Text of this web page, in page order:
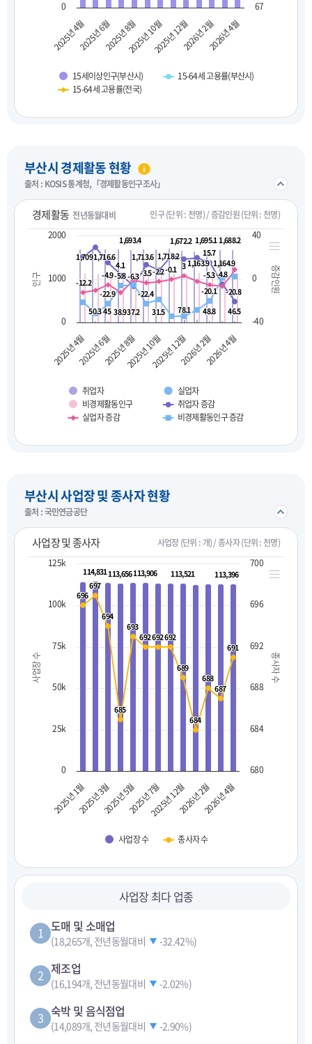
15세이상인구(부산시)
15-64세 고용률(부산시)
15-64세 고용률(전국)
2025년 4월2025년 6월2025년 8월2025년 10월2025년 12월2026년 2월2026년 4월
0 67
부산시 경제활동 현황
출처 : KOSIS 통계청,「경제활동인구조사」 접기/
경제활동 전년동월대비 인구 (단위 : 천명) / 증감인원 (단위 : 천명)
인구 증감인원
1,709
1,7091,716.6
1,716.6
1,693.4
1,693.4
1,713.6
1,713.6 1,718.2
1,718.2
1,672.2
1,672.2 1,695.1
1,695.1 1,688.2
1,688.2
50.3
50.345
45 38.9
38.937.2
37.2 31.5
31.5 78.1
78.1 48.8
48.8 46.5
46.5
1,163.9
1,163.9 1,164.9
1,164.9
4.1
4.1
-6.3
-6.3
15.7
15.7
-4.8
-4.8
-20.8
-20.8
-12.2
-12.2
-4.9
-4.9 -3.5
-3.5-2.2
-2.2-0.1
-0.1 3
3
-5.3
-5.3
-22.9
-22.9
-5.8
-5.8
-22.4
-22.4 -20.1
-20.1
취업자
실업자
비경제활동인구
취업자 증감
실업자 증감
비경제활동인구 증감
2025년 4월2025년 6월2025년 8월2025년 10월2025년 12월2026년 2월2026년 4월
0
1000
2000
-40
0
40
부산시 사업장 및 종사자 현황
출처 : 국민연금공단 접기/
사업장 및 종사자 사업장 (단위 : 개) / 종사자 (단위 : 천명)
사업장 수 종사자 수
113,396
113,396
113,521
113,521
113,906
113,906
113,656
113,656
114,831
114,831
691
691
687
687
688
688
684
684
689
689
692
692
692
692
692
692
693
693
685
685
694
694
697
697
696
696
사업장 수 종사자 수
2026년 4월
2026년 2월
2025년 12월
2025년 7월
2025년 5월
2025년 3월
2025년 1월
0
25k
50k
75k
100k
125k
680
684
688
692
696
700
사업장 최다 업종
1 도매 및 소매업
(18,265개, 전년동월대비 -32.42%)
2 제조업
(16,194개, 전년동월대비 -2.02%)
3 숙박 및 음식점업
(14,089개, 전년동월대비 -2.90%)